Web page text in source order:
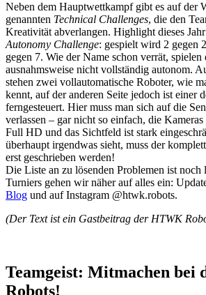
Neben dem Hauptwettkampf gibt es auf der
genannten Technical Challenges, die den
Kreativität abverlangen. Highlight dieses
Autonomy Challenge: gespielt wird 2 gegen
gegen 7. Wie der Name schon verrät, spielen
ausnahmsweise nicht vollständig autonom.
stehen zwei vollautomatische Roboter, wie
kennt, auf der anderen Seite jedoch ist einer
ferngesteuert. Hier muss man sich auf die
verlassen – gar nicht so einfach, die
Full HD und das Sichtfeld ist stark
überhaupt irgendwas sieht, muss der
erst geschrieben werden!
Die Liste an zu lösenden Problemen ist noch
Turniers gehen wir näher auf alles ein:
Blog und auf Instagram @htwk.robots.
(Der Text ist ein Gastbeitrag der HTWK
Teamgeist: Mitmachen bei
Robots!